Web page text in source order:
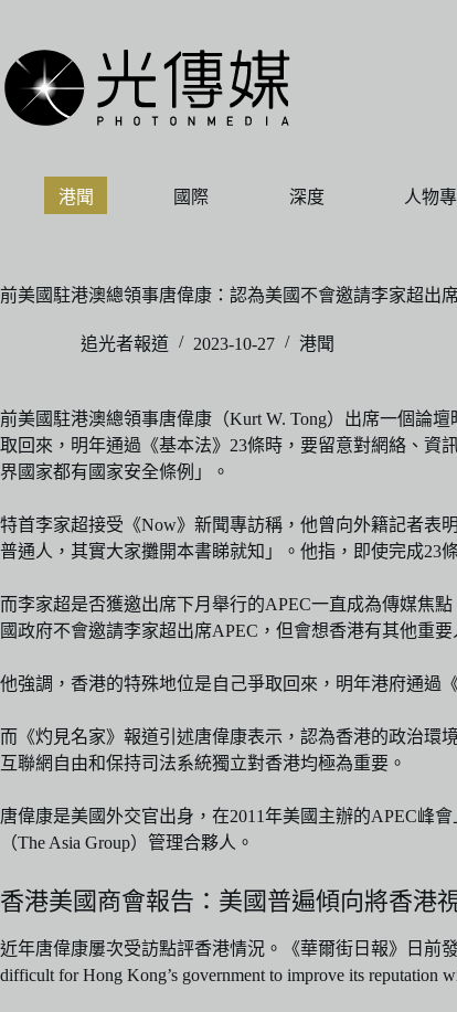
主
要
內
港聞 國際 深度 人物
前美國駐港澳總領事唐偉康：認為美國不會邀請李家超出
追光者報道 2023-10-27 港聞
前美國駐港澳總領事唐偉康（Kurt W. Tong）出席一個論
取回來，明年通過《基本法》23條時，要留意對網絡、資
界國家都有國家安全條例」。
特首李家超接受《Now》新聞專訪稱，他曾向外籍記者表
普通人，其實大家攤開本書睇就知」。他指，即使完成23
而李家超是否獲邀出席下月舉行的APEC一直成為傳媒焦
國政府不會邀請李家超出席APEC，但會想香港有其他重要
他強調，香港的特殊地位是自己爭取回來，明年港府通過
而《灼見名家》報道引述唐偉康表示，認為香港的政治環
互聯網自由和保持司法系統獨立對香港均極為重要。
唐偉康是美國外交官出身，在2011年美國主辦的APEC峰
（The Asia Group）管理合夥人。
香港美國商會報告：美國普遍傾向將香港
近年唐偉康屢次受訪點評香港情況。《華爾街日報》日前
difficult for Hong Kong’s government to improve its reputation